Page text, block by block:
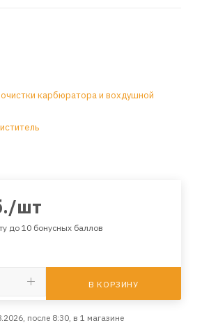
карбюратора и вохдушной
/шт
до 10 бонусных баллов
В КОРЗИНУ
после 8:30, в 1 магазине